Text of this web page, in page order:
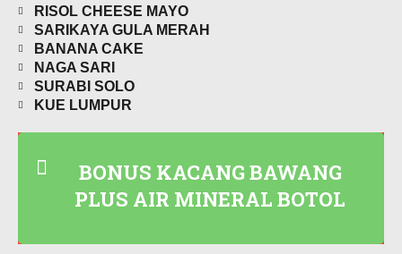
RISOL CHEESE MAYO
SARIKAYA GULA MERAH
BANANA CAKE
NAGA SARI
SURABI SOLO
KUE LUMPUR
BONUS KACANG BAWANG
PLUS AIR MINERAL BOTOL